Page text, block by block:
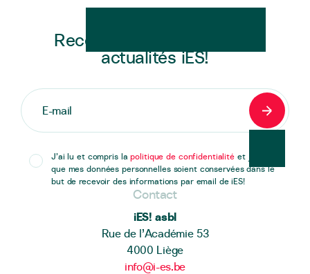
Recevez en exclusivité les
actualités iES!
J’ai lu et compris lapolitique de confidentialité et j’accepte
que mes données personnelles soient conservées dans le
but de recevoir des informations par email de iES!
Contact
iES! asbl
Rue de l’Académie 53
4000 Liège
info@i-es.be